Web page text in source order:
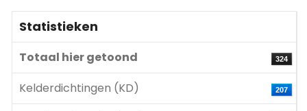
Statistieken
Totaal hier getoond 324
Kelderdichtingen (KD) 207